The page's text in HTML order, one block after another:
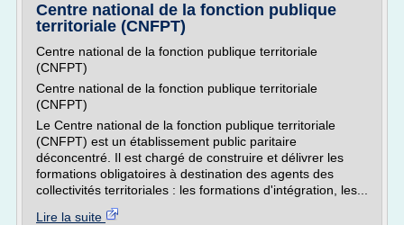
Centre national de la fonction publique
territoriale (CNFPT)
Centre national de la fonction publique territoriale
(CNFPT)
Centre national de la fonction publique territoriale
(CNFPT)
Le Centre national de la fonction publique territoriale
(CNFPT) est un établissement public paritaire
déconcentré. Il est chargé de construire et délivrer les
formations obligatoires à destination des agents des
collectivités territoriales : les formations d'intégration, les...
Lire la suite